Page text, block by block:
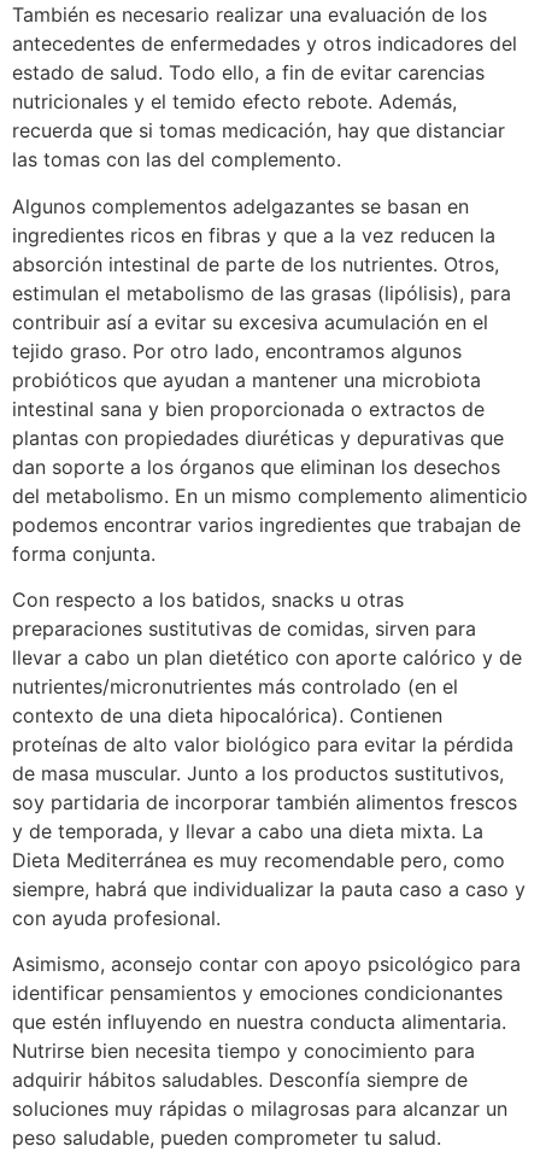
También es necesario realizar una evaluación de los
antecedentes de enfermedades y otros indicadores del
estado de salud. Todo ello, a fin de evitar carencias
nutricionales y el temido efecto rebote. Además,
recuerda que si tomas medicación, hay que distanciar
las tomas con las del complemento.
Algunos complementos adelgazantes se basan en
ingredientes ricos en fibras y que a la vez reducen la
absorción intestinal de parte de los nutrientes. Otros,
estimulan el metabolismo de las grasas (lipólisis), para
contribuir así a evitar su excesiva acumulación en el
tejido graso. Por otro lado, encontramos algunos
probióticos que ayudan a mantener una microbiota
intestinal sana y bien proporcionada o extractos de
plantas con propiedades diuréticas y depurativas que
dan soporte a los órganos que eliminan los desechos
del metabolismo. En un mismo complemento alimenticio
podemos encontrar varios ingredientes que trabajan de
forma conjunta.
Con respecto a los batidos, snacks u otras
preparaciones sustitutivas de comidas, sirven para
llevar a cabo un plan dietético con aporte calórico y de
nutrientes/micronutrientes más controlado (en el
contexto de una dieta hipocalórica). Contienen
proteínas de alto valor biológico para evitar la pérdida
de masa muscular. Junto a los productos sustitutivos,
soy partidaria de incorporar también alimentos frescos
y de temporada, y llevar a cabo una dieta mixta. La
Dieta Mediterránea es muy recomendable pero, como
siempre, habrá que individualizar la pauta caso a caso y
con ayuda profesional.
Asimismo, aconsejo contar con apoyo psicológico para
identificar pensamientos y emociones condicionantes
que estén influyendo en nuestra conducta alimentaria.
Nutrirse bien necesita tiempo y conocimiento para
adquirir hábitos saludables. Desconfía siempre de
soluciones muy rápidas o milagrosas para alcanzar un
peso saludable, pueden comprometer tu salud.